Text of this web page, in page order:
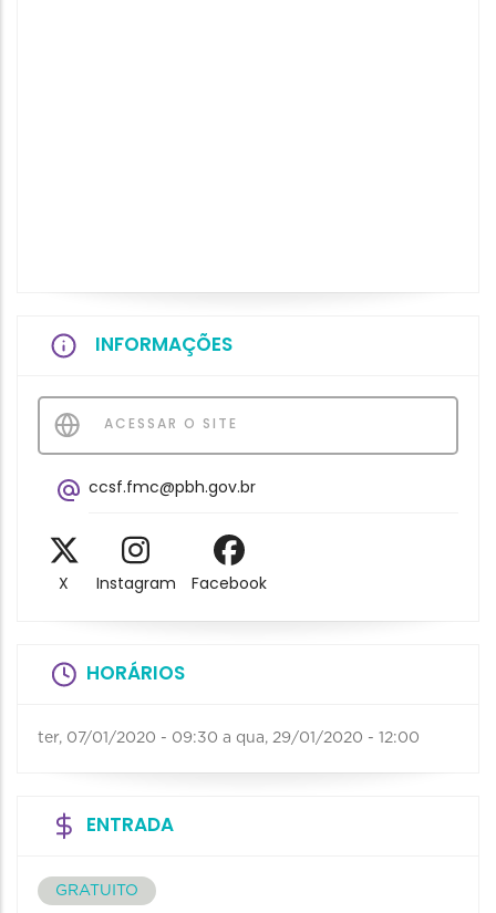
INFORMAÇÕES
ACESSAR O SITE
ccsf.fmc@pbh.gov.br
X Instagram Facebook
HORÁRIOS
ter, 07/01/2020 - 09:30 a qua, 29/01/2020 - 12:00
ENTRADA
GRATUITO